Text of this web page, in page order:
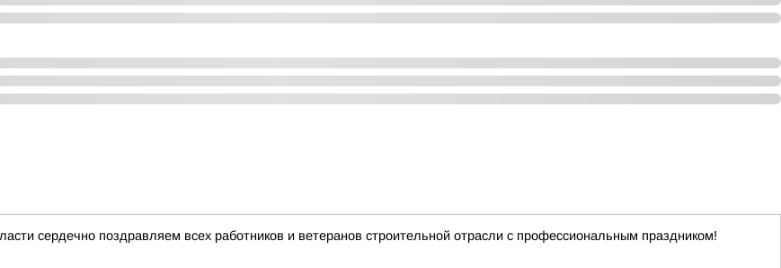
сердечно поздравляем всех работников и ветеранов строительной отрасли с профессиональным праздником!